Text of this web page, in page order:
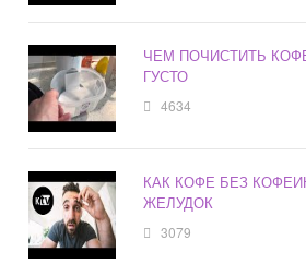
ЧЕМ ПОЧИСТИТЬ
ГУСТО
4634
КАК КОФЕ БЕЗ
ЖЕЛУДОК
3079